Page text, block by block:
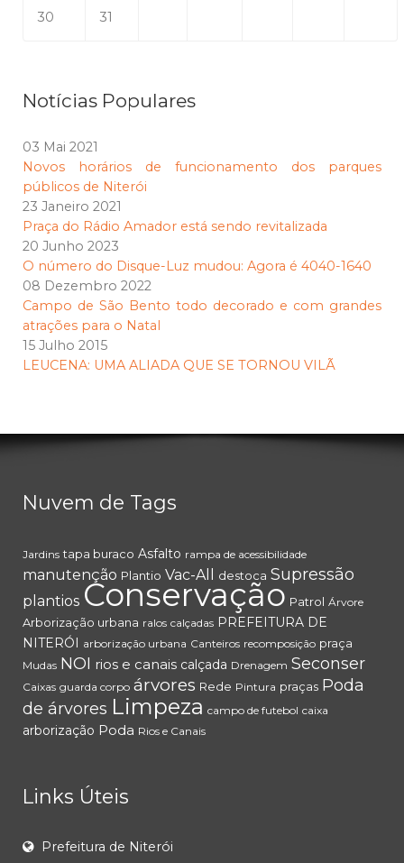
30 31
Notícias Populares
03 Mai 2021
Novos horários de funcionamento dos parques
públicos de Niterói
23 Janeiro 2021
Praça do Rádio Amador está sendo revitalizada
20 Junho 2023
O número do Disque-Luz mudou: Agora é 4040-1640
08 Dezembro 2022
Campo de São Bento todo decorado e com grandes
atrações para o Natal
15 Julho 2015
LEUCENA: UMA ALIADA QUE SE TORNOU VILÃ
Nuvem de Tags
Jardins tapa buraco Asfalto rampa de acessibilidade
manutenção Plantio Vac-All destoca Supressão
plantios Conservação Patrol Árvore
Arborização urbana ralos calçadas PREFEITURA DE
NITERÓI
arborização urbana Canteiros recomposição praça
Mudas NOI rios e canais calçada Drenagem Seconser
Caixas guarda corpo árvores Rede Pintura praças Poda
de árvores Limpeza campo de futebol caixa
arborização Poda Rios e Canais
Links Úteis
Prefeitura de Niterói